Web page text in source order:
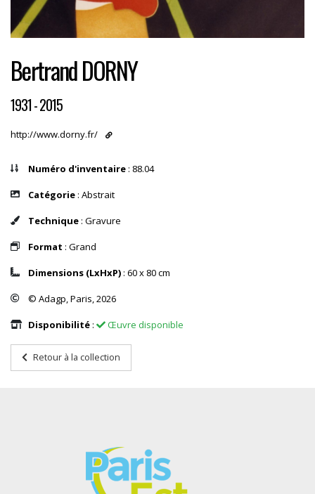
Bertrand DORNY
1931 - 2015
http://www.dorny.fr/
Numéro d'inventaire : 88.04
Catégorie : Abstrait
Technique : Gravure
Format : Grand
Dimensions (LxHxP) : 60 x 80 cm
© Adagp, Paris, 2026
Disponibilité : Œuvre disponible
Retour à la collection